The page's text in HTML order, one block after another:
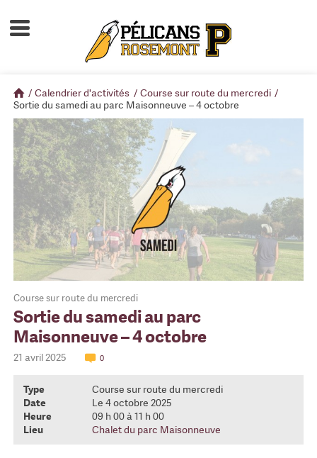
Accueil
Calendrier d'activités
Boutique
Devenir membre
/ Calendrier d'activités / Course sur route du mercredi /
Sortie du samedi au parc Maisonneuve – 4 octobre
Course sur route du mercredi
Sortie du samedi au parc
Maisonneuve – 4 octobre
21 avril 2025 0
Type
Course sur route du mercredi
Date
Le 4 octobre 2025
Heure
09 h 00 à 11 h 00
Lieu
Chalet du parc Maisonneuve